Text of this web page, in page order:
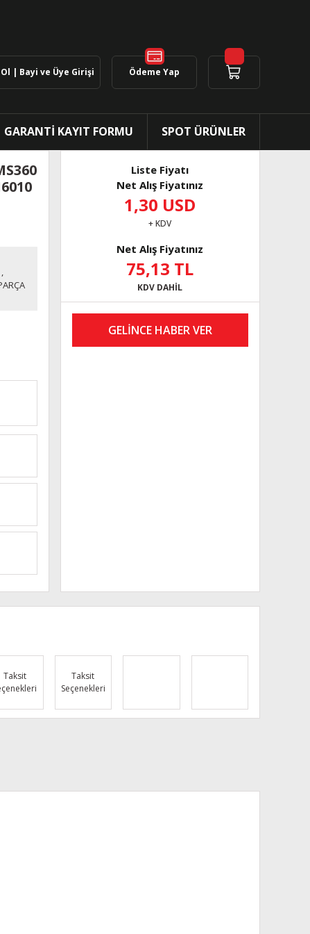
| Bayi ve Üye Girişi Ödeme Yap
GARANTİ KAYIT FORMU SPOT ÜRÜNLER
,
Liste Fiyatı
Net Alış Fiyatınız
1,30 USD
+ KDV
Net Alış Fiyatınız
75,13 TL
KDV DAHİL
GELİNCE HABER VER
Taksit
Taksit
Seçenekleri